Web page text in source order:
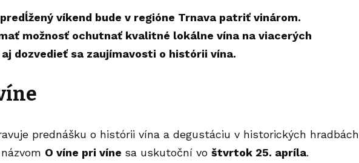
víkend bude v regióne Trnava patriť vinárom.
možnosť ochutnať kvalitné lokálne vína na viacerých
dozvedieť sa zaujímavosti o histórii vína.
prednášku o histórii vína a degustáciu v historických hradbách
O víne pri víne sa uskutoční vo štvrtok 25. apríla.